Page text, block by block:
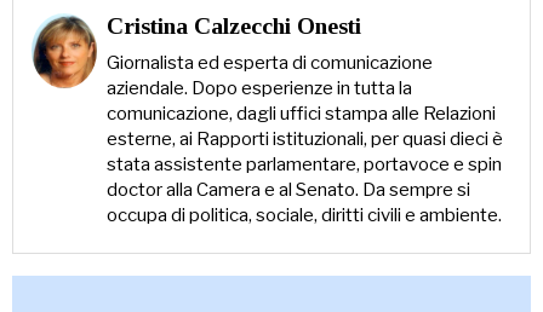
Cristina Calzecchi Onesti
Giornalista ed esperta di comunicazione
aziendale. Dopo esperienze in tutta la
comunicazione, dagli uffici stampa alle Relazioni
esterne, ai Rapporti istituzionali, per quasi dieci è
stata assistente parlamentare, portavoce e spin
doctor alla Camera e al Senato. Da sempre si
occupa di politica, sociale, diritti civili e ambiente.